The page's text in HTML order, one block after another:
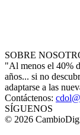
SOBRE
"Al menos el 40%
años... si no
adaptarse a las
Contáctenos:
SÍGUENOS
© 2026